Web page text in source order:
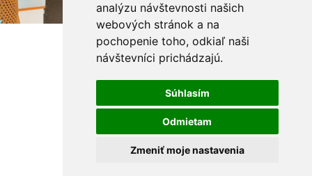
analýzu návštevnosti našich
webových stránok a na
pochopenie toho, odkiaľ naši
návštevníci prichádzajú.
Súhlasím
Odmietam
Zmeniť moje nastavenia